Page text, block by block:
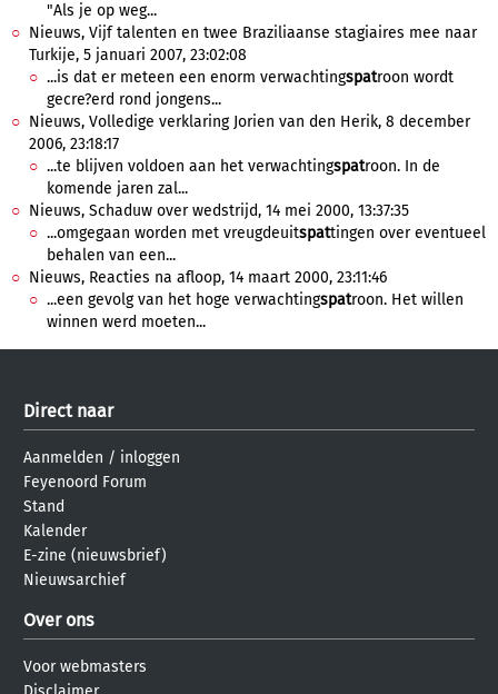
"Als je op weg...
Nieuws, Vijf talenten en twee Braziliaanse stagiaires mee naar
Turkije, 5 januari 2007, 23:02:08
...is dat er meteen een enorm verwachtingspatroon wordt
gecre?erd rond jongens...
Nieuws, Volledige verklaring Jorien van den Herik, 8 december
2006, 23:18:17
...te blijven voldoen aan het verwachtingspatroon. In de
komende jaren zal...
Nieuws, Schaduw over wedstrijd, 14 mei 2000, 13:37:35
...omgegaan worden met vreugdeuitspattingen over eventueel
behalen van een...
Nieuws, Reacties na afloop, 14 maart 2000, 23:11:46
...een gevolg van het hoge verwachtingspatroon. Het willen
winnen werd moeten...
Direct naar
Aanmelden / inloggen
Feyenoord Forum
Stand
Kalender
E-zine (nieuwsbrief)
Nieuwsarchief
Over ons
Voor webmasters